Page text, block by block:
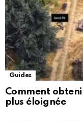
Guides
Comment
plus éloignée